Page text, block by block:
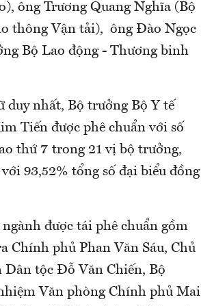
ông Trương Quang Nghĩa (Bộ
thông Vận tải), ông Đào Ngọc
Bộ Lao động - Thương binh
duy nhất, Bộ trưởng Bộ Y tế
Tiến được phê chuẩn với số
thứ 7 trong 21 vị bộ trưởng,
93,52% tổng số đại biểu đồng
được tái phê chuẩn gồm
Chính phủ Phan Văn Sáu, Chủ
Dân tộc Đỗ Văn Chiến, Bộ
Văn phòng Chính phủ Mai